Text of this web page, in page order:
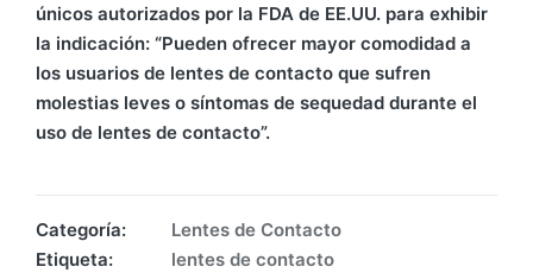
únicos autorizados por la FDA de EE.UU. para exhibir
la indicación: “Pueden ofrecer mayor comodidad a
los usuarios de lentes de contacto que sufren
molestias leves o síntomas de sequedad durante el
uso de lentes de contacto”.
Categoría:
Lentes de Contacto
Etiqueta:
lentes de contacto